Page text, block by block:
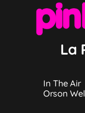
La
In The Air
Orson